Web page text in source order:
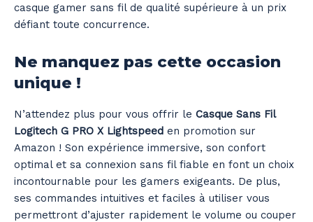
casque gamer sans fil de qualité supérieure à un prix
défiant toute concurrence.
Ne manquez pas cette occasion
unique !
N’attendez plus pour vous offrir le Casque Sans Fil
Logitech G PRO X Lightspeed en promotion sur
Amazon ! Son expérience immersive, son confort
optimal et sa connexion sans fil fiable en font un choix
incontournable pour les gamers exigeants. De plus,
ses commandes intuitives et faciles à utiliser vous
permettront d’ajuster rapidement le volume ou couper